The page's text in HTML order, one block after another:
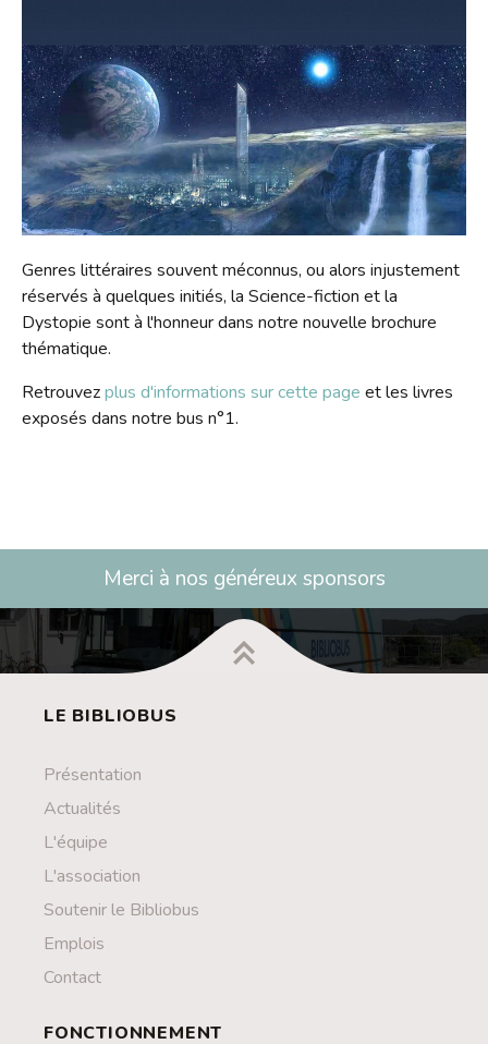
Lire dans d'autres langues
Livres numériques
Mangas
Lire autrement
Propositions d'achat
Emprunter
Prolonger
Réserver
Pour les classes
Tarifs
Dons de livres
Le Bibliobus
Présentation
Actualités
Newsletter
Missions
Historique
Anecdotes
L'équipe
Rapports d'activités
Soutenir le Bibliobus
L'association
Galerie
Photos
Vidéos
Revue de presse
Radio
Souvenirs, souvenirs...
Ensemble !
Genres littéraires souvent méconnus, ou alors injustement
réservés à quelques initiés, la Science-fiction et la
Dystopie sont à l'honneur dans notre nouvelle brochure
thématique.
Retrouvezplus d'informations sur cette page et les livres
exposés dans notre bus n°1.
Merci à nos généreux sponsors
LE BIBLIOBUS
Présentation
Actualités
L'équipe
L'association
Soutenir le Bibliobus
Emplois
Contact
FONCTIONNEMENT